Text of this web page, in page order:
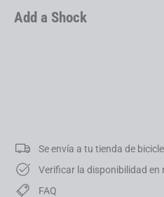
Add a Shock
Se envía a tu tienda de
Verificar la disponibilidad en
FAQ